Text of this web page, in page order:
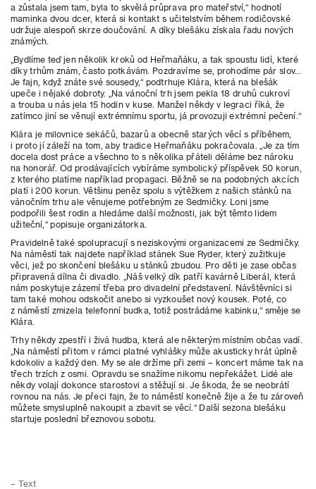
a zůstala jsem tam, byla to skvělá průprava pro mateřství,“ hodnotí
maminka dvou dcer, která si kontakt s učitelstvím během rodičovské
udržuje alespoň skrze doučování. A díky blešáku získala řadu nových
známých.
„Bydlíme teď jen několik kroků od Heřmaňáku, a tak spoustu lidí, které
díky trhům znám, často potkávám. Pozdravíme se, prohodíme pár slov…
Je fajn, když znáte své sousedy,“ podtrhuje Klára, která na blešák
upeče i nějaké dobroty. „Na vánoční trh jsem pekla 18 druhů cukroví
a trouba u nás jela 15 hodin v kuse. Manžel někdy v legraci říká, že
zatímco jiní se věnují extrémnímu sportu, já provozuji extrémní pečení.“
Klára je milovnice sekáčů, bazarů a obecně starých věcí s příběhem,
i proto jí záleží na tom, aby tradice Heřmaňáku pokračovala.
„Je za tím
docela dost práce a všechno to s několika přáteli děláme bez nároku
na honorář. Od prodávajících vybíráme symbolický příspěvek 50 korun,
z kterého platíme například propagaci. Běžně se na podobných akcích
platí i 200 korun. Většinu peněz spolu s výtěžkem z našich stánků na
vánočním trhu ale věnujeme potřebným ze Sedmičky. Loni jsme
podpořili šest rodin a hledáme další možnosti, jak být těmto lidem
užiteční,“ popisuje organizátorka.
Pravidelně také spolupracují s neziskovými organizacemi ze Sedmičky.
Na náměstí tak najdete například stánek Sue Ryder, který zužitkuje
věci, jež po skončení blešáku u stánků zbudou. Pro děti je zase občas
připravená dílna či divadlo. „Náš velký dík patří kavárně Liberál, která
nám poskytuje zázemí třeba pro divadelní představení. Návštěvníci si
tam také mohou odskočit anebo si vyzkoušet nový kousek. Poté, co
z náměstí zmizela telefonní budka, totiž postrádáme kabinku,“ směje se
Klára.
Trhy někdy zpestří i živá hudba, která ale některým místním občas vadí.
„Na náměstí přitom v rámci platné vyhlášky může akusticky hrát úplně
kdokoliv a každý den. My se ale držíme při zemi – koncert máme tak na
třech trzích z osmi. Opravdu se snažíme nikomu nepřekážet. Lidé ale
někdy volají dokonce starostovi a stěžují si. Je škoda, že se neobrátí
rovnou na nás. Je přeci fajn, že to náměstí konečně žije a že tu zároveň
můžete smysluplně nakoupit a zbavit se věcí.“ Další sezona blešáku
startuje poslední březnovou sobotu.
– Text